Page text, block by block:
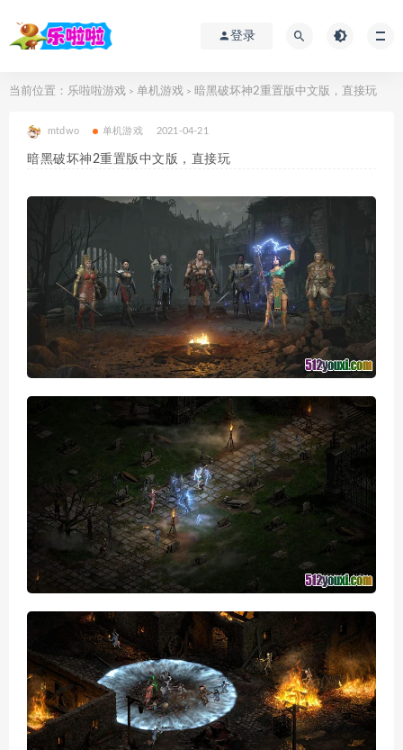
登录
当前位置： 乐啦啦游戏 > 单机游戏 > 暗黑破坏神2重置版中文版，直接玩
mtdwo 单机游戏 2021-04-21
暗黑破坏神2重置版中文版，直接玩